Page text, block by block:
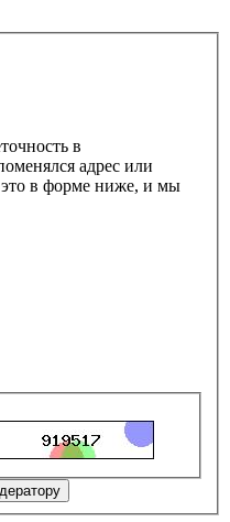
в
адрес или
это в форме ниже, и мы